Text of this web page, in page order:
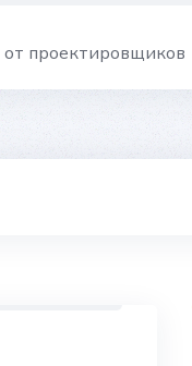
от проектировщиков